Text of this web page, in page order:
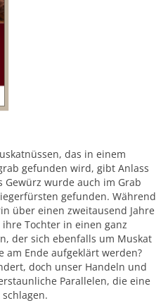
das in einem
gefunden wird, gibt Anlass
Gewürz wurde auch im Grab
gefunden. Während
über einen zweitausend Jahre
Tochter in einen ganz
der sich ebenfalls um Muskat
am Ende aufgeklärt werden?
doch unser Handeln und
Parallelen, die eine